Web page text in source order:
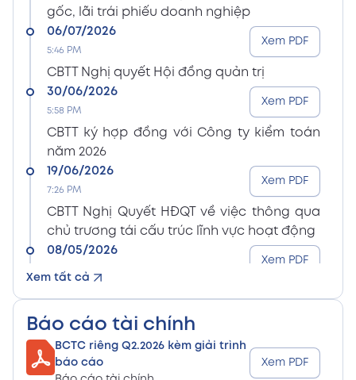
Xem tất cả
gốc, lãi trái phiếu doanh nghiệp
06/07/2026
5:46 PM
CBTT Nghị quyết Hội đồng quản trị
Xem PDF
30/06/2026
5:58 PM
CBTT ký hợp đồng với Công ty kiểm toán
năm 2026
Xem PDF
19/06/2026
7:26 PM
CBTT Nghị Quyết HĐQT về việc thông qua
chủ trương tái cấu trúc lĩnh vực hoạt động
Xem PDF
08/05/2026
8:15 PM
Xem PDF
8:15 PM
CBTT Điều lệ Công ty sửa đổi bổ sung (Vn)
08/05/2026
Báo cáo tài chính
BCTC riêng Q2.2026 kèm giải trình
báo cáo
Xem PDF